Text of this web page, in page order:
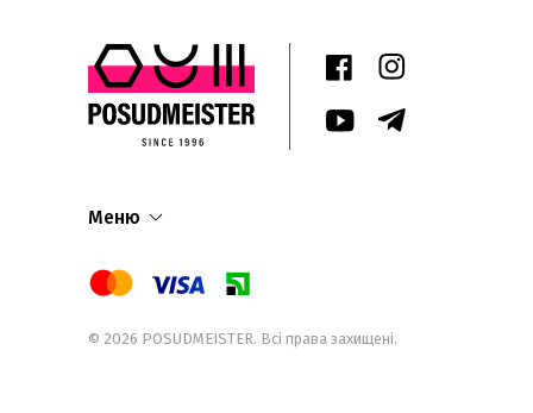
Меню
© 2026 POSUDMEISTER. Всі права захищені.